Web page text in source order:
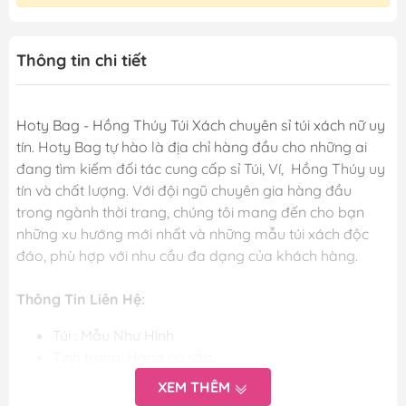
Thông tin chi tiết
Hoty Bag - Hồng Thúy Túi Xách chuyên sỉ túi xách nữ uy
tín. Hoty Bag tự hào là địa chỉ hàng đầu cho những ai
đang tìm kiếm đối tác cung cấp sỉ Túi, Ví, Hồng Thúy uy
tín và chất lượng. Với đội ngũ chuyên gia hàng đầu
trong ngành thời trang, chúng tôi mang đến cho bạn
những xu hướng mới nhất và những mẫu túi xách độc
đáo, phù hợp với nhu cầu đa dạng của khách hàng.
Thông Tin Liên Hệ:
Túi : Mẫu Như Hình
Kích thước: Kèm theo hình sản phẩm
Màu Sắc: Các màu trong phân loại
XEM THÊM